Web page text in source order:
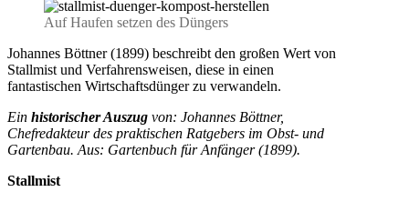
Dünger
Auf Haufen setzen des Düngers
Johannes Böttner (1899) beschreibt den großen Wert von
Stallmist und Verfahrensweisen, diese in einen
fantastischen Wirtschaftsdünger zu verwandeln.
Ein historischer Auszug von: Johannes Böttner,
Chefredakteur des praktischen Ratgebers im Obst- und
Gartenbau. Aus: Gartenbuch für Anfänger (1899).
Stallmist